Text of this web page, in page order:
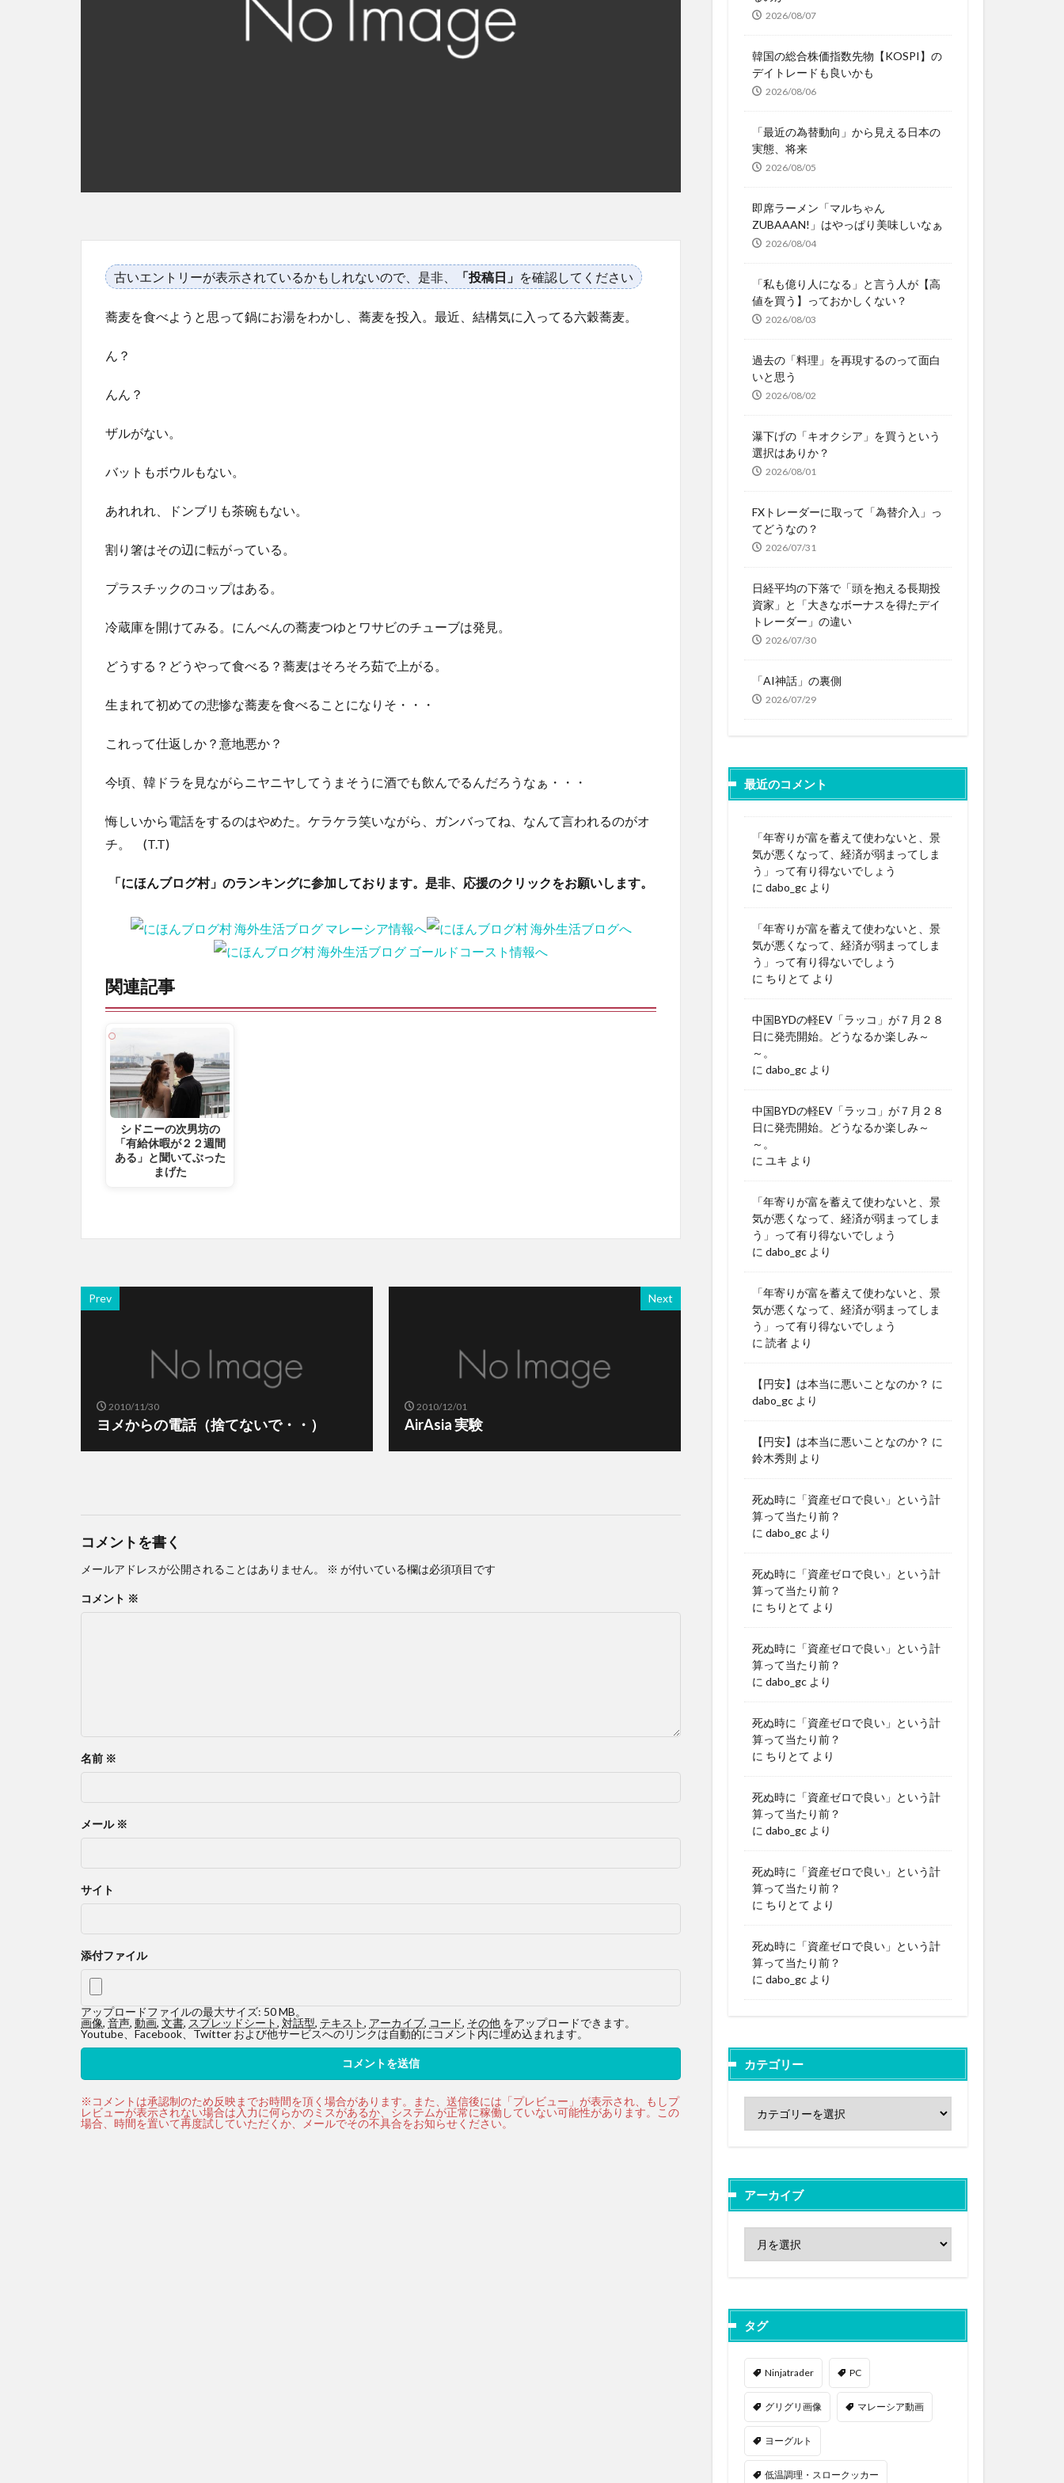
古いエントリーが表示されているかもしれないので、是非、 「投稿日」 を確認してください
蕎麦を食べようと思って鍋にお湯をわかし、蕎麦を投入。最近、結構気に入ってる六穀蕎麦。
ん？
んん？
ザルがない。
バットもボウルもない。
あれれれ、ドンブリも茶碗もない。
割り箸はその辺に転がっている。
プラスチックのコップはある。
冷蔵庫を開けてみる。にんべんの蕎麦つゆとワサビのチューブは発見。
どうする？どうやって食べる？蕎麦はそろそろ茹で上がる。
生まれて初めての悲惨な蕎麦を食べることになりそ・・・
これって仕返しか？意地悪か？
今頃、韓ドラを見ながらニヤニヤしてうまそうに酒でも飲んでるんだろうなぁ・・・
悔しいから電話をするのはやめた。ケラケラ笑いながら、ガンバってね、なんて言われるのがオ
チ。 (T.T)
「にほんブログ村」のランキングに参加しております。是非、応援のクリックをお願いします。
関連記事
シドニーの次男坊の
「有給休暇が２２週間
ある」と聞いてぶった
まげた
Prev
2010/11/30
ヨメからの電話（捨てないで・・）
Next
2010/12/01
AirAsia 実験
コメントを書く
メールアドレスが公開されることはありません。 ※ が付いている欄は必須項目です
コメント ※
名前 ※
メール ※
サイト
添付ファイル
アップロードファイルの最大サイズ: 50 MB。
画像, 音声, 動画, 文書, スプレッドシート, 対話型, テキスト, アーカイブ, コード, その他 をアップロードできます。
Youtube、Facebook、Twitter および他サービスへのリンクは自動的にコメント内に埋め込まれます。
2026/08/07
韓国の総合株価指数先物【KOSPI】の
デイトレードも良いかも
2026/08/06
「最近の為替動向」から見える日本の
実態、将来
2026/08/05
即席ラーメン「マルちゃん
ZUBAAAN!」はやっぱり美味しいなぁ
2026/08/04
「私も億り人になる」と言う人が【高
値を買う】っておかしくない？
2026/08/03
過去の「料理」を再現するのって面白
いと思う
2026/08/02
瀑下げの「キオクシア」を買うという
選択はありか？
2026/08/01
FXトレーダーに取って「為替介入」っ
てどうなの？
2026/07/31
日経平均の下落で「頭を抱える長期投
資家」と「大きなボーナスを得たデイ
トレーダー」の違い
2026/07/30
「AI神話」の裏側
2026/07/29
最近のコメント
「年寄りが富を蓄えて使わないと、景
気が悪くなって、経済が弱まってしま
う」って有り得ないでしょう
に dabo_gc より
「年寄りが富を蓄えて使わないと、景
気が悪くなって、経済が弱まってしま
う」って有り得ないでしょう
に ちりとて より
中国BYDの軽EV「ラッコ」が７月２８
日に発売開始。どうなるか楽しみ～
～。
に dabo_gc より
中国BYDの軽EV「ラッコ」が７月２８
日に発売開始。どうなるか楽しみ～
～。
に ユキ より
「年寄りが富を蓄えて使わないと、景
気が悪くなって、経済が弱まってしま
う」って有り得ないでしょう
に dabo_gc より
「年寄りが富を蓄えて使わないと、景
気が悪くなって、経済が弱まってしま
う」って有り得ないでしょう
に 読者 より
【円安】は本当に悪いことなのか？ に
dabo_gc より
【円安】は本当に悪いことなのか？ に
鈴木秀則 より
死ぬ時に「資産ゼロで良い」という計
算って当たり前？
に dabo_gc より
死ぬ時に「資産ゼロで良い」という計
算って当たり前？
に ちりとて より
死ぬ時に「資産ゼロで良い」という計
算って当たり前？
に dabo_gc より
死ぬ時に「資産ゼロで良い」という計
算って当たり前？
に ちりとて より
死ぬ時に「資産ゼロで良い」という計
算って当たり前？
に dabo_gc より
死ぬ時に「資産ゼロで良い」という計
算って当たり前？
に ちりとて より
死ぬ時に「資産ゼロで良い」という計
算って当たり前？
に dabo_gc より
カテゴリー
アーカイブ
タグ
Ninjatrader PC
グリグリ画像 マレーシア動画
ヨーグルト
低温調理・スロークッカー